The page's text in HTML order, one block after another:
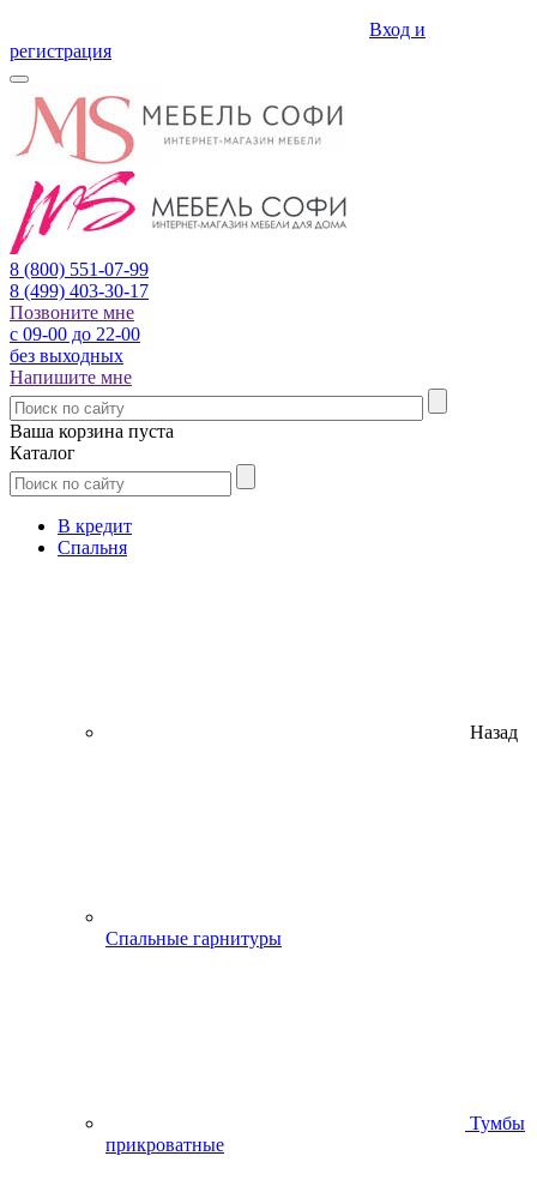
Вход и
регистрация
8 (800) 551-07-99
8 (499) 403-30-17
Позвоните мне
с 09-00 до 22-00
без выходных
Напишите мне
Ваша корзина пуста
Каталог
В кредит
Спальня
Назад
Спальные гарнитуры
Тумбы
прикроватные